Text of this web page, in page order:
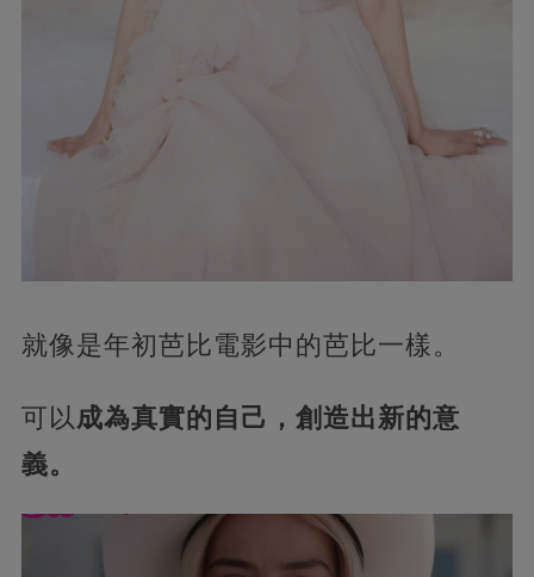
就像是年初芭比電影中的芭比一樣。
可以成為真實的自己，創造出新的意
義。